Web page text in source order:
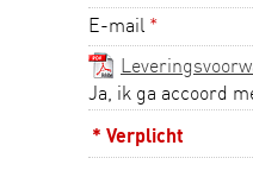
E-mail *
Ja, ik ga accoord
* Verplicht